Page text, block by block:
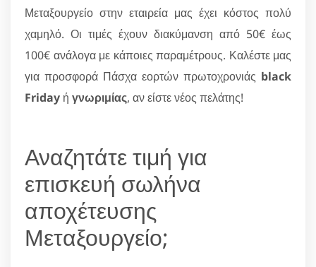
Μεταξουργείο στην εταιρεία μας έχει κόστος πολύ
χαμηλό. Οι τιμές έχουν διακύμανση από 50€ έως
100€ ανάλογα με κάποιες παραμέτρους. Καλέστε μας
για προσφορά Πάσχα εορτών πρωτοχρονιάς black
Friday ή γνωριμίας, αν είστε νέος πελάτης!
Αναζητάτε τιμή για
επισκευή σωλήνα
αποχέτευσης
Μεταξουργείο;